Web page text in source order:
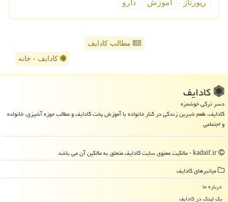
رپورتاژ
آموزش دارو
مطالب کادایف
کادایف - خانه
كادایف
دسر ترکی خوشمزه
کادایف، طعم شیرین زندگی در کنار خانواده با آموزش پخت کادایف و مطالب حوزه آشپزی، خانواده
و اجتماعی
میانبرهای كادایف
درباره ما
بک لینک در كادایف